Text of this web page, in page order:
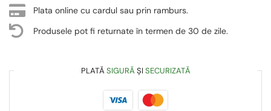
Plata online cu cardul sau prin ramburs.
Produsele pot fi returnate în termen de 30 de zile.
PLATĂ SIGURĂ ȘI SECURIZATĂ